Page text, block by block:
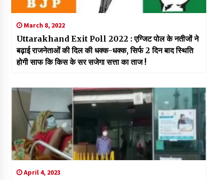
March 8, 2022
Uttarakhand Exit Poll 2022 : एग्जिट पोल के नतीजों ने
बढ़ाई राजनेताओं की दिल की धक्क-धक्क, सिर्फ 2 दिन बाद स्थिति
होगी साफ कि किस के सर सजेगा सत्ता का ताज !
April 4, 2023